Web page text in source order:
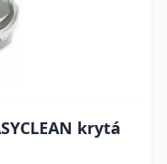
krytá